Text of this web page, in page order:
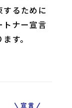
するために
トナー宣言
す。